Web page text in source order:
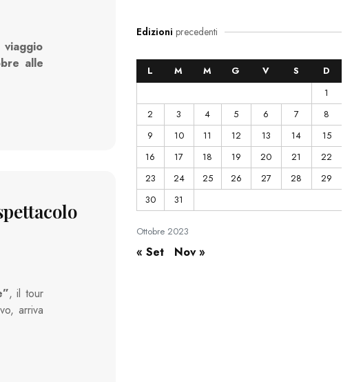
alle
, il tour
arriva
Edizioni precedenti
Ottobre2023
L M M G V S
D
1
2
3 4 5 6 7
8
9
10 11 12 13 14
15
16
17 18 19 20 21
22
23
24 25 26 27 28
29
30
31
« Set Nov »